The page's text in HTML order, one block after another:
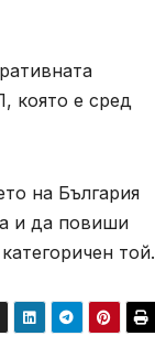
която е сред
на България
и да повиши
той.